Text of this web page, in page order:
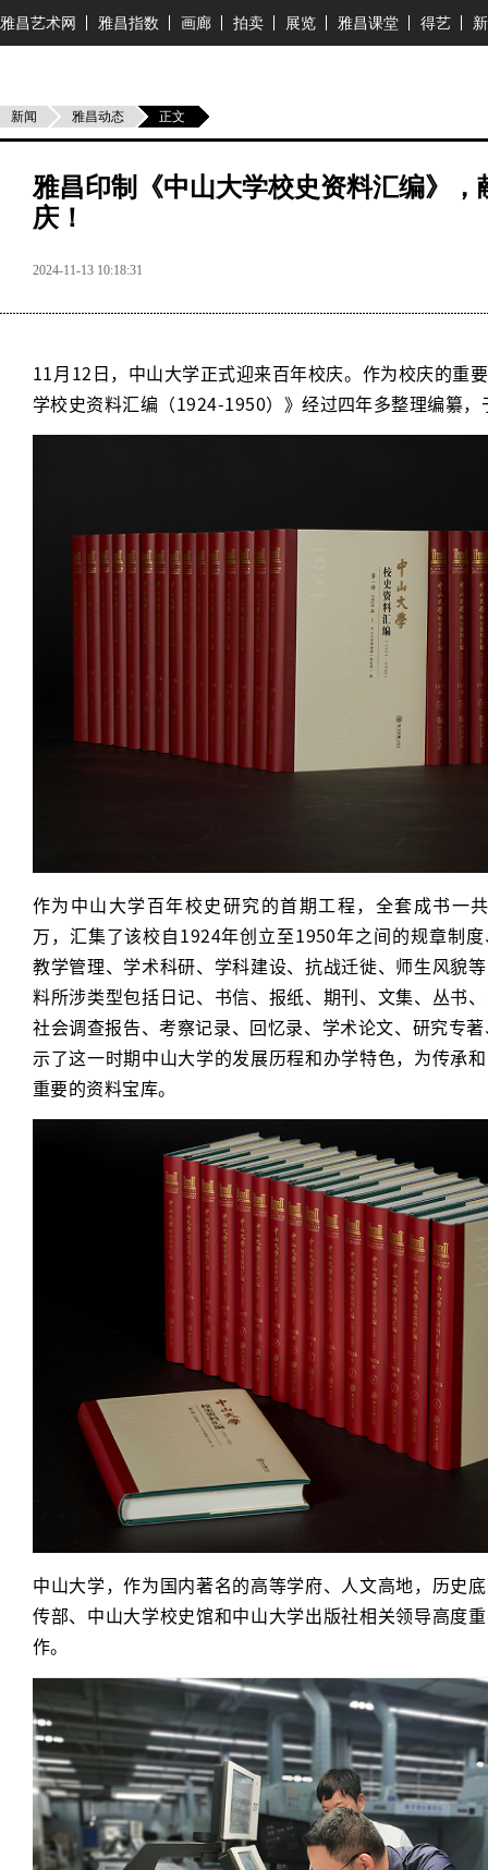
雅昌艺术网 雅昌指数 画廊 拍卖 展览 雅昌课堂 得艺
新闻 雅昌动态 正文
雅昌印制《中山大学校史资料汇编》，
庆！
2024-11-13 10:18:31
11月12日，中山大学正式迎来百年校庆。作为校庆的重
学校史资料汇编（1924-1950）》经过四年多整理编纂
作为中山大学百年校史研究的首期工程，全套成书一
万，汇集了该校自1924年创立至1950年之间的规章制
教学管理、学术科研、学科建设、抗战迁徙、师生风貌
料所涉类型包括日记、书信、报纸、期刊、文集、丛书
社会调查报告、考察记录、回忆录、学术论文、研究专
示了这一时期中山大学的发展历程和办学特色，为传承
重要的资料宝库。
中山大学，作为国内著名的高等学府、人文高地，历史
传部、中山大学校史馆和中山大学出版社相关领导高度
作。